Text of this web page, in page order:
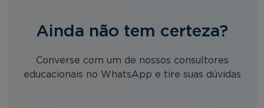
Ainda não tem certeza?
Converse com um de nossos consultores
educacionais no WhatsApp e tire suas dúvidas